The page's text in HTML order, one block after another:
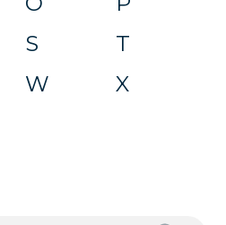
S
T
W
X